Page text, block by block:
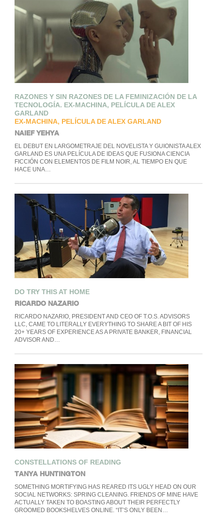
RAZONES Y SIN RAZONES DE LA FEMINIZACIÓN DE LA
TECNOLOGÍA. EX-MACHINA, PELÍCULA DE ALEX
GARLAND
EX-MACHINA, PELÍCULA DE ALEX GARLAND
NAIEF YEHYA
EL DEBUT EN LARGOMETRAJE DEL NOVELISTA Y GUIONISTA ALEX
GARLAND ES UNA PELÍCULA DE IDEAS QUE FUSIONA CIENCIA
FICCIÓN CON ELEMENTOS DE FILM NOIR, AL TIEMPO EN QUE
HACE UNA…
DO TRY THIS AT HOME
RICARDO NAZARIO
RICARDO NAZARIO, PRESIDENT AND CEO OF T.O.S. ADVISORS
LLC, CAME TO LITERALLY EVERYTHING TO SHARE A BIT OF HIS
20+ YEARS OF EXPERIENCE AS A PRIVATE BANKER, FINANCIAL
ADVISOR AND…
CONSTELLATIONS OF READING
TANYA HUNTINGTON
SOMETHING MORTIFYING HAS REARED ITS UGLY HEAD ON OUR
SOCIAL NETWORKS: SPRING CLEANING. FRIENDS OF MINE HAVE
ACTUALLY TAKEN TO BOASTING ABOUT THEIR PERFECTLY
GROOMED BOOKSHELVES ONLINE. “IT’S ONLY BEEN…